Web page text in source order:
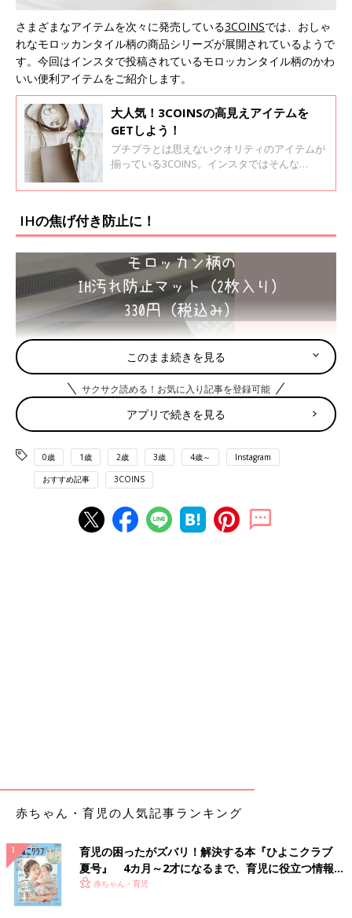
さまざまなアイテムを次々に発売している3COINSでは、おしゃ
れなモロッカンタイル柄の商品シリーズが展開されているようで
す。今回はインスタで投稿されているモロッカンタイル柄のかわ
いい便利アイテムをご紹介します。
大人気！3COINSの高見えアイテムを
GETしよう！
プチプラとは思えないクオリティのアイテムが
揃っている3COINS。インスタではそんな
回は、その中でも人気の高見えアイテムのイン
IHの焦げ付き防止に！
このまま続きを見る
サクサク読める！お気に入り記事を登録可能
アプリで続きを見る
0歳 1歳 2歳 3歳 4歳～ Instagram
おすすめ記事 3COINS
赤ちゃん・育児の人気記事ランキング
育児の困ったがズバリ！解決する本『ひよこクラブ
夏号』 4カ月～2才になるまで、育児に役立つ情報が
いっぱい！
赤ちゃん・育児